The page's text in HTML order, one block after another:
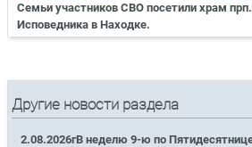
Семьи участников СВО посетили храм
Исповедника в Находке.
Другие новости раздела
2.08.2026гВ неделю 9-ю по